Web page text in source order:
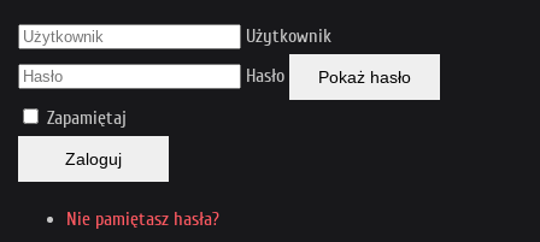
Użytkownik
Hasło
Pokaż hasło
Zapamiętaj
Zaloguj
Nie pamiętasz hasła?